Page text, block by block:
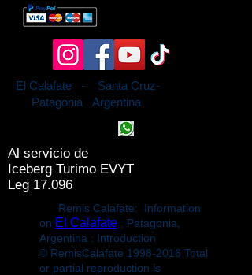
El Calafate - Santa Cruz-
Patagonia Argentina
Al servicio de
Iceberg Turimo EVYT
Leg 17.096
Remis Calafate: Information
on El Calafate , Patagonia,
Argentina : Introduction
© RemisCalafate 1998-2016 Total
or partial reproduction is